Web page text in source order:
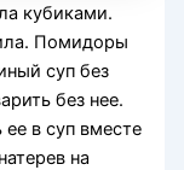
кубиками.
Помидоры
суп без
без нее.
в суп вместе
на